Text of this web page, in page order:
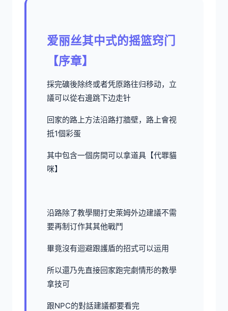
爱丽丝其中式的摇篮窍门
【序章】
採完礦後除终或者凭原路往归移动，立
議可以從右邊跳下边走针
回家的路上方法沿路打牆壁，路上會视
抵1個彩蛋
其中包含一個房間可以拿道具【代罪貓
咪】
沿路除了教學關打史萊姆外边建議不需
要再制订作其其他戰鬥
畢竟沒有迴避跟護盾的招式可以运用
所以還乃先直接回家跑完劇情形的教學
拿技可
跟NPC的對話建議都要看完